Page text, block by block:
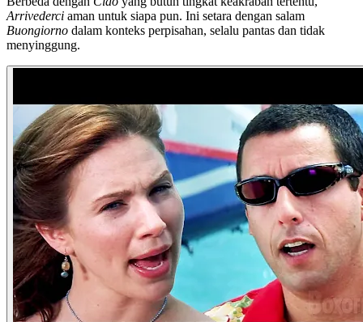
Arrivederci aman untuk siapa pun. Ini setara dengan salam
Buongiorno dalam konteks perpisahan, selalu pantas dan tidak
menyinggung.